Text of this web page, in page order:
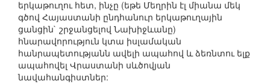
երկաթուղու հետ, ինչը (եթե Մեղրին էլ միանա մեկ
գծով Հայաստանի ընդհանուր երկաթուղային
ցանցին` շրջանցելով Նախիջևանը)
հնարավորություն կտա իսլամական
հանրապետությանն ավելի ապահով և ձեռնտու ելք
ապահովել Վրաստանի սևծովյան
նավահանգիստներ: